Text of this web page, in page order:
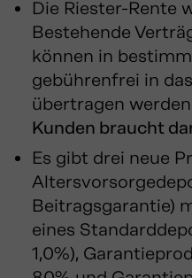
Die Riester-Rente
Bestehende
können in
gebührenfrei in
übertragen werden
Kunden braucht
Es gibt drei neue
Beitragsgarantie)
eines
1,0%),